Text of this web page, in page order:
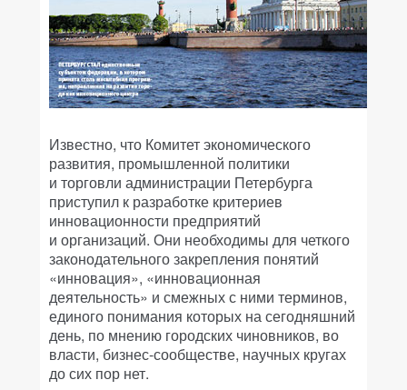
Известно, что Комитет экономического
развития, промышленной политики
и торговли администрации Петербурга
приступил к разработке критериев
инновационности предприятий
и организаций. Они необходимы для четкого
законодательного закрепления понятий
«инновация», «инновационная
деятельность» и смежных с ними терминов,
единого понимания которых на сегодняшний
день, по мнению городских чиновников, во
власти, бизнес-сообществе, научных кругах
до сих пор нет.